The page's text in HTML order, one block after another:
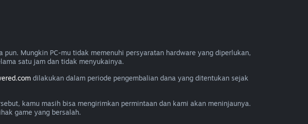
Mungkin PC-mu tidak memenuhi persyaratan hardware yang diperlukan,
satu jam dan tidak menyukainya.
dilakukan dalam periode pengembalian dana yang ditentukan sejak
kamu masih bisa mengirimkan permintaan dan kami akan meninjaunya.
game yang bersalah.